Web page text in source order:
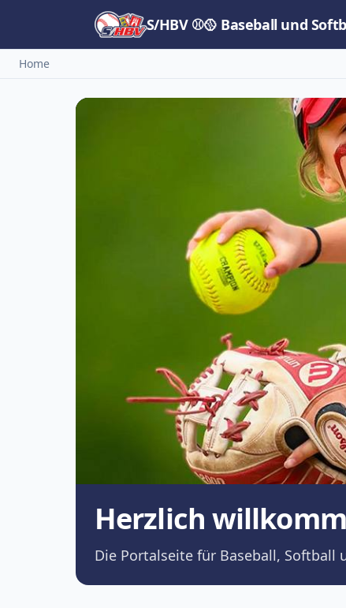
S/HBV ⚾🥎 Baseball und
Home
Herzlich
Die Portalseite für Baseball, Softball